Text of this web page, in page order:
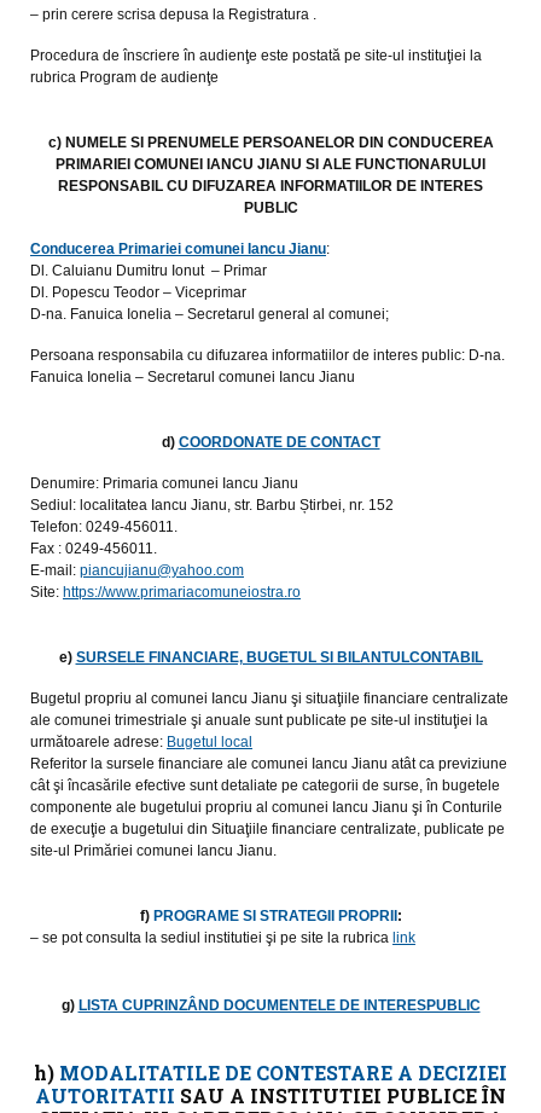
– prin cerere scrisa depusa la Registratura .
Procedura de înscriere în audienţe este postată pe site-ul instituţiei la
rubrica Program de audienţe
c) NUMELE SI PRENUMELE PERSOANELOR DIN CONDUCEREA
PRIMARIEI COMUNEI IANCU JIANU SI ALE FUNCTIONARULUI
RESPONSABIL CU DIFUZAREA INFORMATIILOR DE INTERES
PUBLIC
Conducerea Primariei comunei Iancu Jianu:
Dl. Caluianu Dumitru Ionut – Primar
Dl. Popescu Teodor – Viceprimar
D-na. Fanuica Ionelia – Secretarul general al comunei;
Persoana responsabila cu difuzarea informatiilor de interes public: D-na.
Fanuica Ionelia – Secretarul comunei Iancu Jianu
d) COORDONATE DE CONTACT
Denumire: Primaria comunei Iancu Jianu
Sediul: localitatea Iancu Jianu, str. Barbu Știrbei, nr. 152
Telefon: 0249-456011.
Fax : 0249-456011.
E-mail: piancujianu@yahoo.com
Site: https://www.primariacomuneiostra.ro
e) SURSELE FINANCIARE, BUGETUL SI BILANTULCONTABIL
Bugetul propriu al comunei Iancu Jianu şi situaţiile financiare centralizate
ale comunei trimestriale şi anuale sunt publicate pe site-ul instituţiei la
următoarele adrese: Bugetul local
Referitor la sursele financiare ale comunei Iancu Jianu atât ca previziune
cât şi încasările efective sunt detaliate pe categorii de surse, în bugetele
componente ale bugetului propriu al comunei Iancu Jianu şi în Conturile
de execuţie a bugetului din Situaţiile financiare centralizate, publicate pe
site-ul Primăriei comunei Iancu Jianu.
f) PROGRAME SI STRATEGII PROPRII :
– se pot consulta la sediul institutiei şi pe site la rubrica link
g) LISTA CUPRINZÂND DOCUMENTELE DE INTERESPUBLIC
h) MODALITATILE DE CONTESTARE A DECIZIEI
AUTORITATII SAU A INSTITUTIEI PUBLICE ÎN